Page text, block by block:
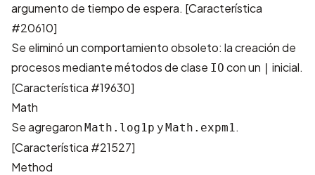
argumento de tiempo de espera. [Característica
#20610]
Se eliminó un comportamiento obsoleto: la creación de
procesos mediante métodos de clase IO con un | inicial.
[Característica #19630]
Math
Se agregaron Math.log1p yMath.expm1.
[Característica #21527]
Method